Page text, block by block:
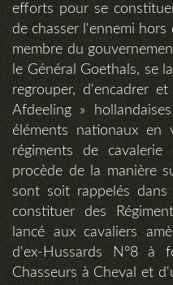
efforts pour se
de chasser l'ennemi hors
membre du
le Général Goethals, se
regrouper, d'encadrer
Afdeeling »
éléments nationaux en
régiments de
procède de la manière
sont soit rappelés
constituer des
lancé aux cavaliers
d'ex-Hussards N°8 à
Chasseurs à Cheval et